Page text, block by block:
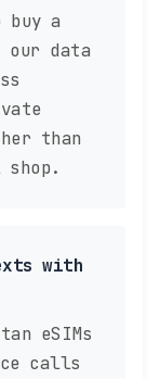
a
our data
than
with
eSIMs
calls